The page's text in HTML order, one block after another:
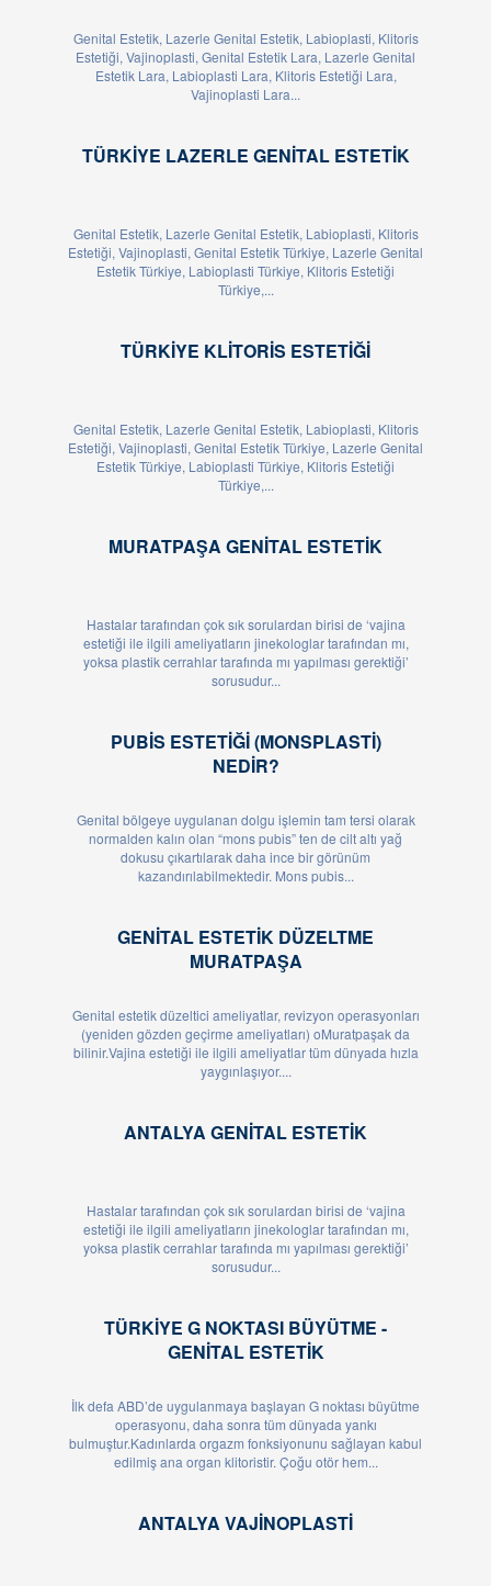
Genital Estetik, Lazerle Genital Estetik, Labioplasti, Klitoris
Estetiği, Vajinoplasti, Genital Estetik Lara, Lazerle Genital
Estetik Lara, Labioplasti Lara, Klitoris Estetiği Lara,
Vajinoplasti Lara...
TÜRKIYE LAZERLE GENITAL ESTETIK
Genital Estetik, Lazerle Genital Estetik, Labioplasti, Klitoris
Estetiği, Vajinoplasti, Genital Estetik Türkiye, Lazerle Genital
Estetik Türkiye, Labioplasti Türkiye, Klitoris Estetiği
Türkiye,...
TÜRKIYE KLITORIS ESTETIĞI
Genital Estetik, Lazerle Genital Estetik, Labioplasti, Klitoris
Estetiği, Vajinoplasti, Genital Estetik Türkiye, Lazerle Genital
Estetik Türkiye, Labioplasti Türkiye, Klitoris Estetiği
Türkiye,...
MURATPAŞA GENITAL ESTETIK
Hastalar tarafından çok sık sorulardan birisi de ‘vajina
estetiği ile ilgili ameliyatların jinekologlar tarafından mı,
yoksa plastik cerrahlar tarafında mı yapılması gerektiği’
sorusudur...
PUBIS ESTETIĞI (MONSPLASTI)
NEDIR?
Genital bölgeye uygulanan dolgu işlemin tam tersi olarak
normalden kalın olan “mons pubis” ten de cilt altı yağ
dokusu çıkartılarak daha ince bir görünüm
kazandırılabilmektedir. Mons pubis...
GENITAL ESTETIK DÜZELTME
MURATPAŞA
Genital estetik düzeltici ameliyatlar, revizyon operasyonları
(yeniden gözden geçirme ameliyatları) oMuratpaşak da
bilinir.Vajina estetiği ile ilgili ameliyatlar tüm dünyada hızla
yaygınlaşıyor....
ANTALYA GENITAL ESTETIK
Hastalar tarafından çok sık sorulardan birisi de ‘vajina
estetiği ile ilgili ameliyatların jinekologlar tarafından mı,
yoksa plastik cerrahlar tarafında mı yapılması gerektiği’
sorusudur...
TÜRKIYE G NOKTASI BÜYÜTME -
GENITAL ESTETIK
İlk defa ABD’de uygulanmaya başlayan G noktası büyütme
operasyonu, daha sonra tüm dünyada yankı
bulmuştur.Kadınlarda orgazm fonksiyonunu sağlayan kabul
edilmiş ana organ klitoristir. Çoğu otör hem...
ANTALYA VAJINOPLASTI